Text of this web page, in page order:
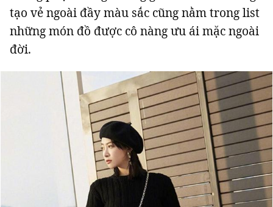
tạo vẻ ngoài đầy màu sắc cũng nằm trong list
những món đồ được cô nàng ưu ái mặc ngoài
đời.